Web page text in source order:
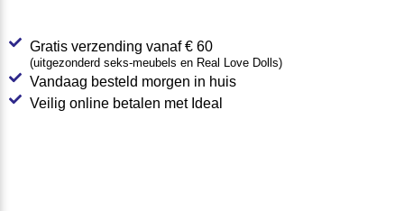
Gratis verzending vanaf € 60
(uitgezonderd seks-meubels en Real Love Dolls)
Vandaag besteld morgen in huis
Veilig online betalen met Ideal